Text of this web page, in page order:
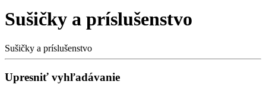
Sušičky a príslušenstvo
Sušičky a príslušenstvo
Upresniť vyhľadávanie